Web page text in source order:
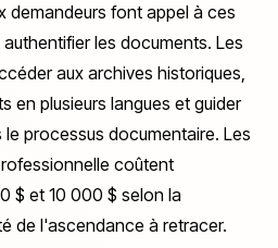
demandeurs font appel à ces
les documents. Les
aux archives historiques,
en plusieurs langues et guider
processus documentaire. Les
coûtent
$ et 10 000 $ selon la
de l'ascendance à retracer.